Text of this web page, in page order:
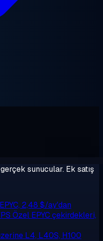
sunucular. Ek satış
2,48 $/ay'dan
Özel EPYC çekirdekleri,
L4, L40S, H100